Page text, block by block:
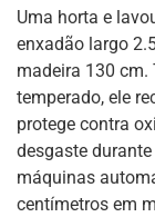
Uma horta e
enxadão largo
madeira 130
temperado, ele
protege contra
desgaste
máquinas
centímetros em